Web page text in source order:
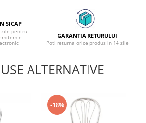
SICAP
zile pentru
e-
GARANTIA RETURULUI
Poti returna orice produs in 14 zile
ALTERNATIVE
-18%